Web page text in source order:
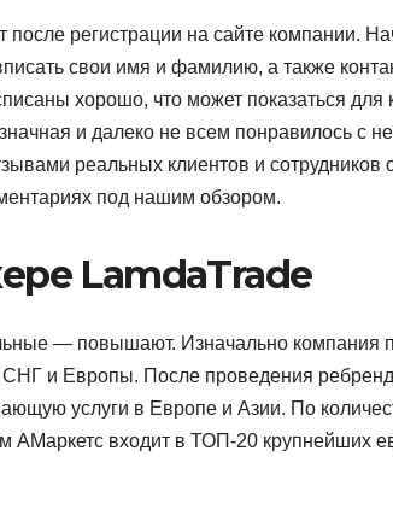
регистрации на сайте компании.
свои имя и фамилию, а также
хорошо, что может показаться для
и далеко не всем понравилось с
реальных клиентов и сотрудников
под нашим обзором.
LamdaTrade
— повышают. Изначально компания
и Европы. После проведения
услуги в Европе и Азии. По
АМаркетс входит в ТОП-20 крупнейших